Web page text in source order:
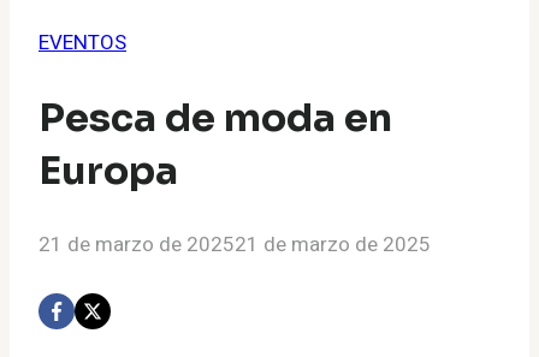
EVENTOS
Pesca de moda en
Europa
21 de marzo de 202521 de marzo de 2025